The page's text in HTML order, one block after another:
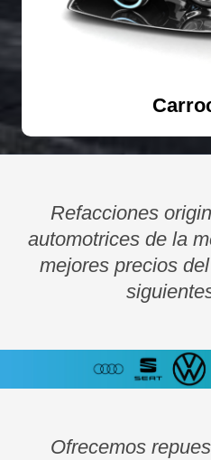
Refacciones
automotrices de la
mejores precios
Ofrecemos